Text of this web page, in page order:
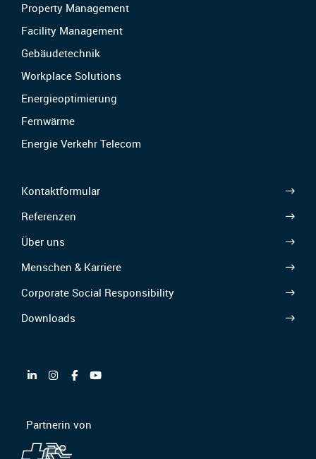
Property Management
Facility Management
Gebäudetechnik
Workplace Solutions
Energieoptimierung
Fernwärme
Energie Verkehr Telecom
Kontaktformular
Referenzen
Über uns
Menschen & Karriere
Corporate Social Responsibility
Downloads
Partnerin von